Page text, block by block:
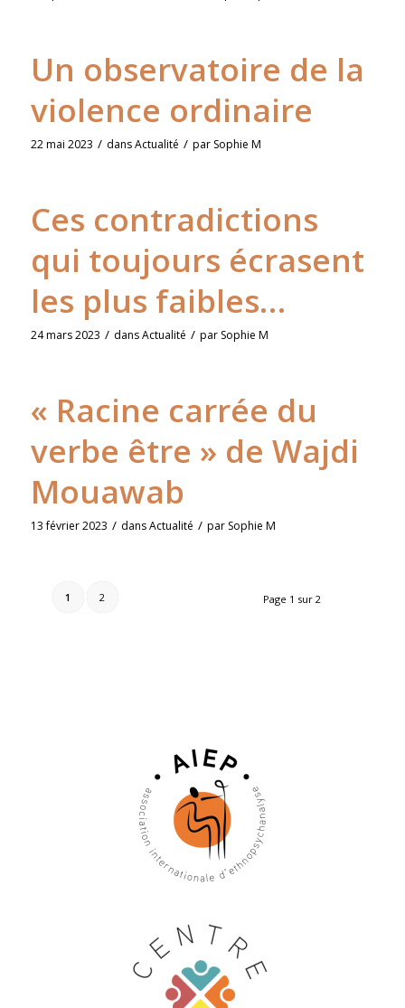
Un observatoire de la
violence ordinaire
22 mai 2023 / dansActualité / par Sophie M
Ces contradictions
qui toujours écrasent
les plus faibles…
24 mars 2023 / dansActualité / par Sophie M
« Racine carrée du
verbe être » de Wajdi
Mouawab
13 février 2023 / dansActualité / par Sophie M
Page 1 sur 2
1 2